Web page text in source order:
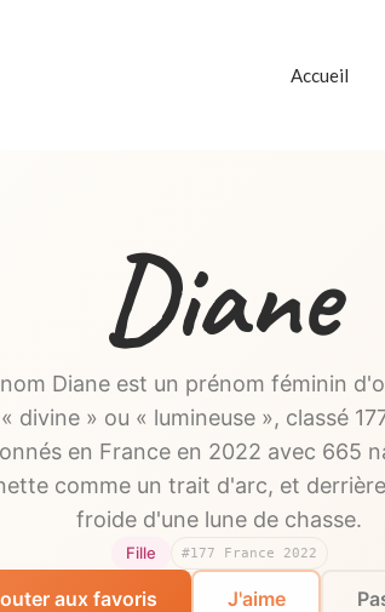
Accueil
Diane
Diane est un prénom féminin
divine » ou « lumineuse », classé
en France en 2022 avec 665
comme un trait d'arc, et
froide d'une lune de chasse.
Fille #177 France 2022
aux favoris J'aime